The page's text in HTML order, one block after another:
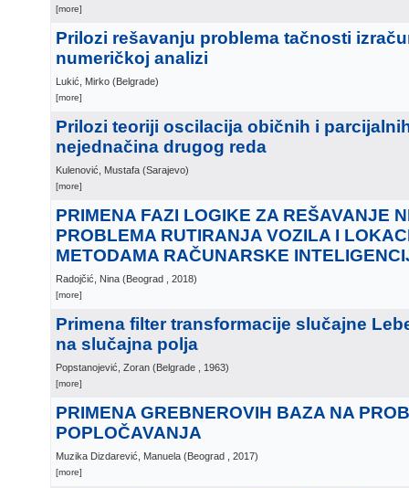
[more]
Prilozi rešavanju problema tačnosti
numeričkoj analizi
Lukić, Mirko (Belgrade)
[more]
Prilozi teoriji oscilacija običnih i
nejednačina drugog reda
Kulenović, Mustafa (Sarajevo)
[more]
PRIMENA FAZI LOGIKE ZA REŠAVANJE
PROBLEMA RUTIRANJA VOZILA I
METODAMA RAČUNARSKE
Radojčić, Nina (Beograd , 2018)
[more]
Primena filter transformacije slučajne
na slučajna polja
Popstanojević, Zoran (Belgrade , 1963)
[more]
PRIMENA GREBNEROVIH BAZA NA
POPLOČAVANJA
Muzika Dizdarević, Manuela (Beograd , 2017)
[more]